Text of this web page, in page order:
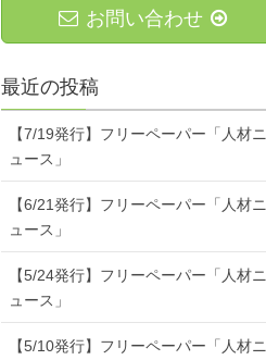
お問い合わせ
最近の投稿
【7/19発行】フリーペーパー「人材ニ
ュース」
【6/21発行】フリーペーパー「人材ニ
ュース」
【5/24発行】フリーペーパー「人材ニ
ュース」
【5/10発行】フリーペーパー「人材ニ